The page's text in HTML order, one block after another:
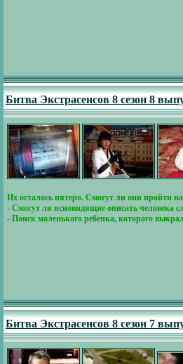
Битва Экстрасенсов 8 сезон 8
Их осталось пятеро. Смогут ли они пройти
- Смогут ли ясновидящие описать человека
- Поиск маленького ребенка, которого
Битва Экстрасенсов 8 сезон 7